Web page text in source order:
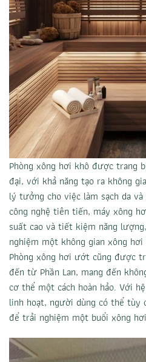
Phòng xông hơi khô được trang
đại, với khả năng tạo ra không
lý tưởng cho việc làm sạch da
công nghệ tiên tiến, máy xông
suất cao và tiết kiệm năng
nghiệm một không gian xông
Phòng xông hơi ướt cũng được
đến từ Phần Lan, mang đến
cơ thể một cách hoàn hảo. Với
linh hoạt, người dùng có thể tùy
để trải nghiệm một buổi xông